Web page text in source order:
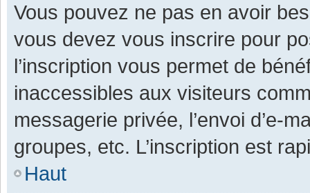
Vous pouvez ne pas en avoir
vous devez vous inscrire pour
l’inscription vous permet de
inaccessibles aux visiteurs
messagerie privée, l’envoi d’e-
groupes, etc. L’inscription est
Haut